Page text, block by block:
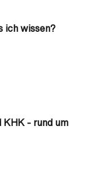
ich wissen?
KHK - rund um